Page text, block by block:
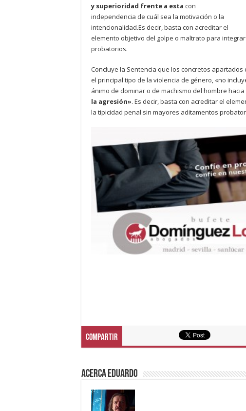
y superioridad frente a esta con
independencia de cuál sea la motivación o la
intencionalidad.Es decir, basta con acreditar el
elemento objetivo del golpe o maltrato para
probatorios.
Concluye la Sentencia que los concretos
el principal tipo de la violencia de género, «no
ánimo de dominar o de machismo del hombre
la agresión». Es decir, basta con acreditar el
la tipicidad penal sin mayores aditamentos
Compartir
Acerca eduardo